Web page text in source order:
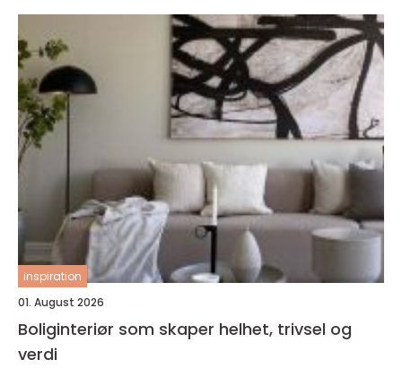
inspiration
01. August 2026
Boliginteriør som skaper helhet, trivsel og
verdi